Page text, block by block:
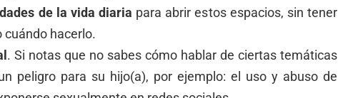
de la vida diaria para abrir estos espacios, sin tener
cuándo hacerlo.
. Si notas que no sabes cómo hablar de ciertas temáticas
peligro para su hijo(a), por ejemplo: el uso y abuso de